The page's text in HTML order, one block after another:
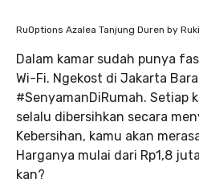
RuOptions Azalea Tanjung Duren by
Dalam kamar sudah punya
Wi-Fi. Ngekost di Jakarta
#SenyamanDiRumah. Setiap
selalu dibersihkan secara
Kebersihan, kamu akan
Harganya mulai dari Rp1,8
kan?